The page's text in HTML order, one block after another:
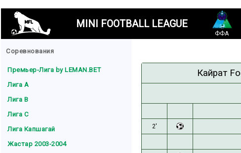
MINI FOOTBALL LEAGUE
ФФА
Соревнования
Премьер-Лига by LEMAN.BET
Лига A
Лига B
Лига C
Лига Капшагай
Жастар 2003-2004
Кайрат
2'